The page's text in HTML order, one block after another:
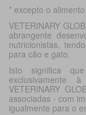
* excepto o
VETERINARY
abrangente
nutricionistas,
para cão e gato.
Isto significa
exclusivamente
VETERINARY
associadas - com
igualmente para o